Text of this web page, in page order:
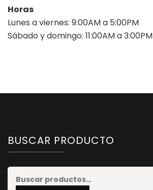
Horas
Lunes a viernes: 9:00AM a 5:00PM
Sábado y domingo: 11:00AM a 3:00PM
BUSCAR PRODUCTO